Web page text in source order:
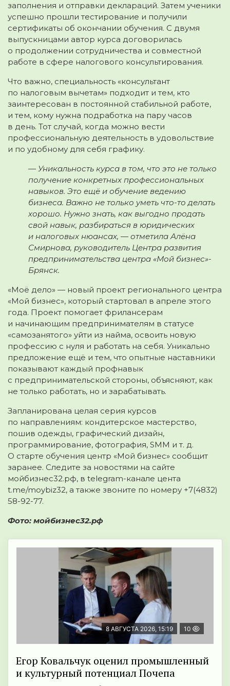
заполнения и отправки деклараций. Затем ученики
успешно прошли тестирование и получили
сертификаты об окончании обучения. С двумя
выпускницами автор курса договорилась
о продолжении сотрудничества и совместной
работе в сфере налогового консультирования.
Что важно, специальность «консультант
по налоговым вычетам» подходит и тем, кто
заинтересован в постоянной стабильной работе,
и тем, кому нужна подработка на пару часов
в день. Тот случай, когда можно вести
профессиональную деятельность в удовольствие
и по удобному для себя графику.
— Уникальность курса в том, что это не только
получение конкретных профессиональных
навыков. Это ещё и обучение ведению
бизнеса. Важно не только уметь что-то делать
хорошо. Нужно знать, как выгодно продать
свой навык, разбираться в юридических
и налоговых нюансах, — отметила Алёна
Смирнова, руководитель Центра развития
предпринимательства центра «Мой бизнес»-
Брянск.
«Моё дело» — новый проект регионального центра
«Мой бизнес», который стартовал в апреле этого
года. Проект помогает фрилансерам
и начинающим предпринимателям в статусе
«самозанятого» уйти из найма, освоить новую
профессию с нуля и работать на себя. Уникально
предложение ещё и тем, что опытные наставники
показывают каждый профнавык
с предпринимательской стороны, объясняют, как
не только работать, но и зарабатывать.
Запланирована целая серия курсов
по направлениям: кондитерское мастерство,
пошив одежды, графический дизайн,
программирование, фотография, SMM и т. д.
О старте обучения центр «Мой бизнес» сообщит
заранее. Следите за новостями на сайте
мойбизнес32.рф, в telegram-канале цента
t.me/moybiz32, а также звоните по номеру +7(4832)
58-92-77.
Фото: мойбизнес32.рф
8 АВГУСТА 2026, 15:19 10
Егор Ковальчук оценил промышленный
и культурный потенциал Почепа